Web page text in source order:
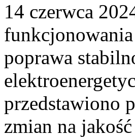
14 czerwca
poprawa
przedstawiono
zmian na